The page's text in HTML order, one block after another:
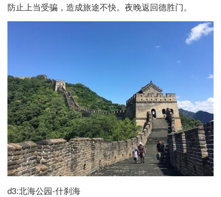
防止上当受骗，造成旅途不快。夜晚返回德胜门。
d3:北海公园-什刹海